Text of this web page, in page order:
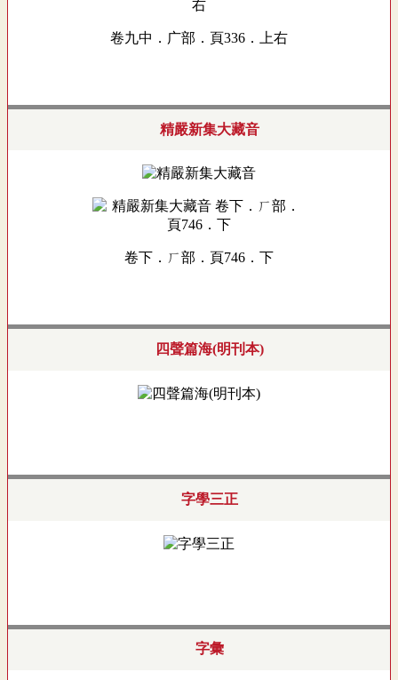
卷九中．广部．頁336．上右
精嚴新集大藏音
卷下．ㄏ部．頁746．下
四聲篇海(明刊本)
字學三正
字彙